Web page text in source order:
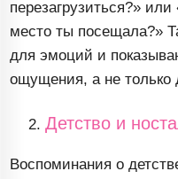
перезагрузиться?»
место ты посещала?»
для эмоций и
ощущения, а не только
Детство и
Воспоминания о